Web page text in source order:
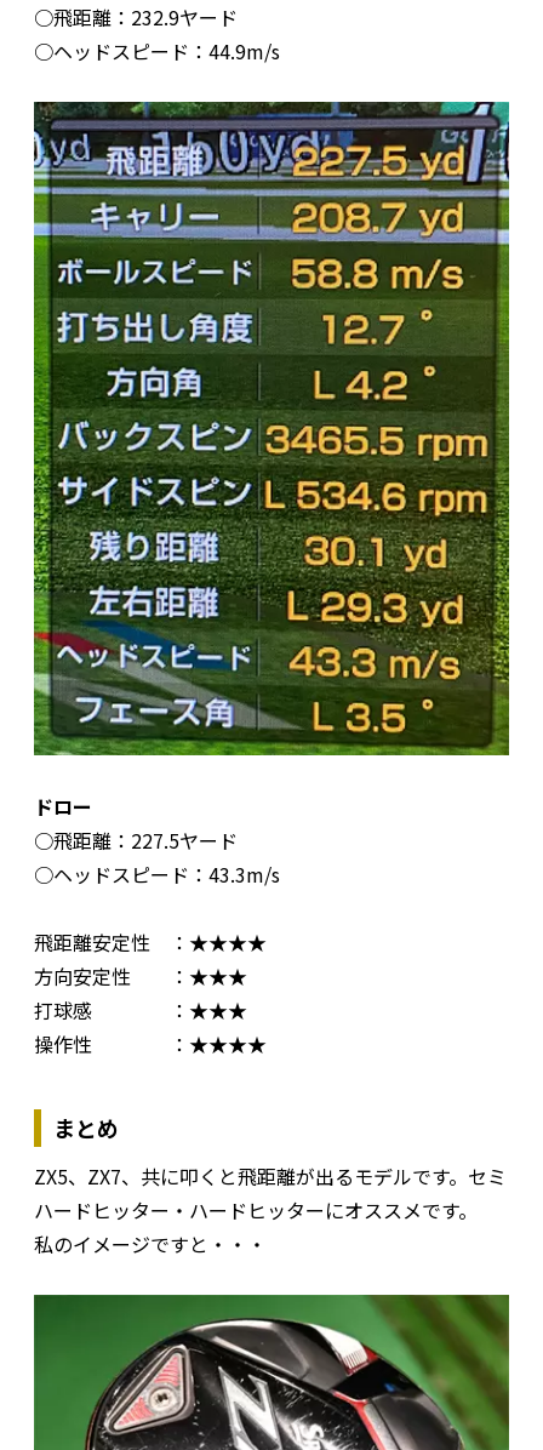
○飛距離：232.9ヤード
○ヘッドスピード：44.9m/s
ドロー
○飛距離：227.5ヤード
○ヘッドスピード：43.3m/s
飛距離安定性 ：★★★★
方向安定性 ：★★★
打球感 ：★★★
操作性 ：★★★★
まとめ
ZX5、ZX7、共に叩くと飛距離が出るモデルです。セミ
ハードヒッター・ハードヒッターにオススメです。
私のイメージですと・・・